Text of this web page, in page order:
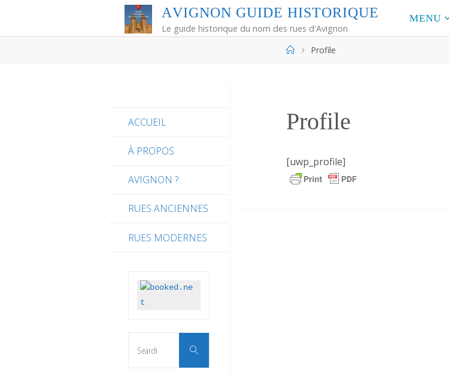
AVIGNON GUIDE HISTORIQUE
Le guide historique du nom des rues d'Avignon
MENU
HomeProfile
Profile
[uwp_profile]
ACCUEIL
À PROPOS
AVIGNON ?
RUES ANCIENNES
RUES MODERNES
Search